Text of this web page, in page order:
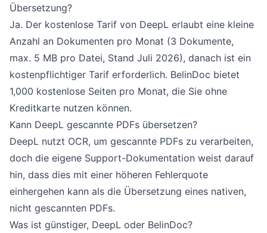
Übersetzung?
Ja. Der kostenlose Tarif von DeepL erlaubt eine kleine
Anzahl an Dokumenten pro Monat (3 Dokumente,
max. 5 MB pro Datei, Stand Juli 2026), danach ist ein
kostenpflichtiger Tarif erforderlich. BelinDoc bietet
1,000 kostenlose Seiten pro Monat, die Sie ohne
Kreditkarte nutzen können.
Kann DeepL gescannte PDFs übersetzen?
DeepL nutzt OCR, um gescannte PDFs zu verarbeiten,
doch die eigene Support-Dokumentation weist darauf
hin, dass dies mit einer höheren Fehlerquote
einhergehen kann als die Übersetzung eines nativen,
nicht gescannten PDFs.
Was ist günstiger, DeepL oder BelinDoc?